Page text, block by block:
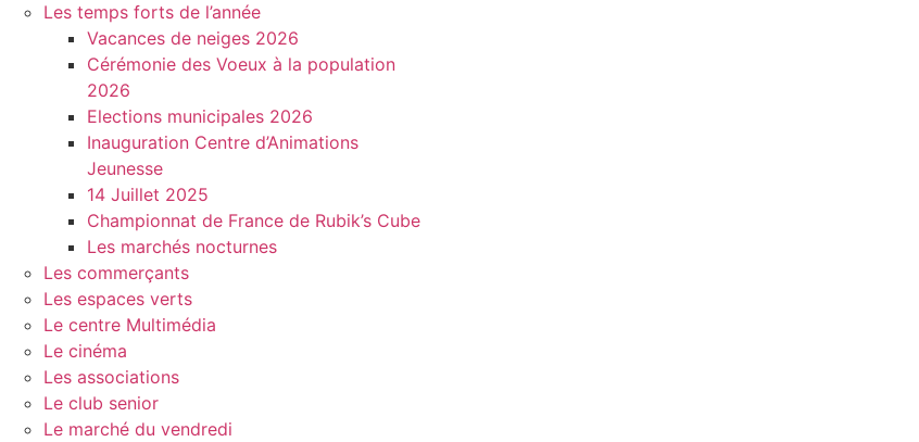
Les temps forts de l’année
Vacances de neiges 2026
Cérémonie des Voeux à la population
2026
Elections municipales 2026
Inauguration Centre d’Animations
Jeunesse
14 Juillet 2025
Championnat de France de Rubik’s Cube
Les marchés nocturnes
Les commerçants
Les espaces verts
Le centre Multimédia
Le cinéma
Les associations
Le club senior
Le marché du vendredi